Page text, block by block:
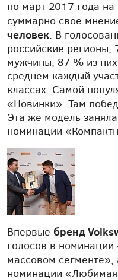
по март 2017 года
суммарно свое
человек. В
российские
мужчины, 87 % из
среднем каждый
классах. Самой
«Новинки». Там
Эта же модель
номинации
Впервые бренд
голосов в
массовом сегменте»,
номинации